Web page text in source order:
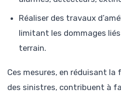
Réaliser des travaux
limitant les dommages
terrain.
Ces mesures, en réduisant
des sinistres, contribuent à